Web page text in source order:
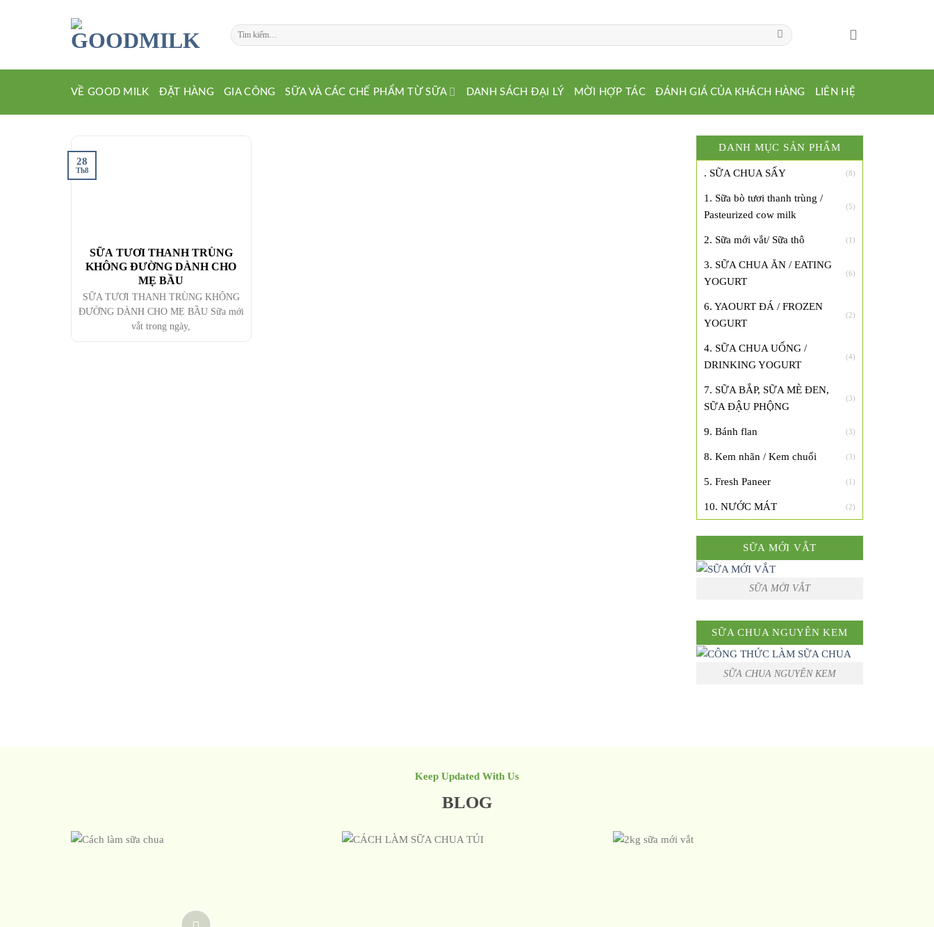
Tìm
kiếm:
VỀ GOOD MILK ĐẶT HÀNG GIA CÔNG SỮA VÀ CÁC CHẾ PHẨM TỪ SỮA DANH SÁCH ĐẠI LÝ MỜI HỢP TÁC ĐÁNH GIÁ CỦA KHÁCH HÀNG LIÊN HỆ
SỮA TƯƠI THANH TRÙNG
KHÔNG ĐƯỜNG DÀNH CHO
MẸ BẦU
SỮA TƯƠI THANH TRÙNG KHÔNG
ĐƯỜNG DÀNH CHO MẸ BẦU Sữa mới
vắt trong ngày,
28
Th8
DANH MỤC SẢN PHẨM
. SỮA CHUA SẤY (8)
1. Sữa bò tươi thanh trùng /
Pasteurized cow milk
(5)
2. Sữa mới vắt/ Sữa thô (1)
3. SỮA CHUA ĂN / EATING
YOGURT
(6)
6. YAOURT ĐÁ / FROZEN
YOGURT
(2)
4. SỮA CHUA UỐNG /
DRINKING YOGURT
(4)
7. SỮA BẮP, SỮA MÈ ĐEN,
SỮA ĐẬU PHỘNG
(3)
9. Bánh flan (3)
8. Kem nhãn / Kem chuối (3)
5. Fresh Paneer (1)
10. NƯỚC MÁT (2)
SỮA MỚI VẮT
SỮA MỚI VẮT
SỮA CHUA NGUYÊN KEM
SỮA CHUA NGUYÊN KEM
Keep Updated With Us
BLOG